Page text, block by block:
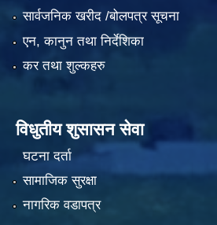
सार्वजनिक खरीद /बोलपत्र सूचना
एन, कानुन तथा निर्देशिका
कर तथा शुल्कहरु
विधुतीय शुसासन सेवा
घटना दर्ता
सामाजिक सुरक्षा
नागरिक वडापत्र